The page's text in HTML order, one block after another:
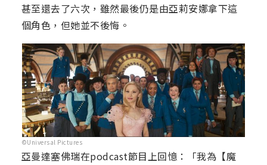
甚至還去了六次，雖然最後仍是由亞莉安娜拿下這
個角色，但她並不後悔。
©Universal Pictures
亞曼達塞佛瑞在podcast節目上回憶：「我為【魔